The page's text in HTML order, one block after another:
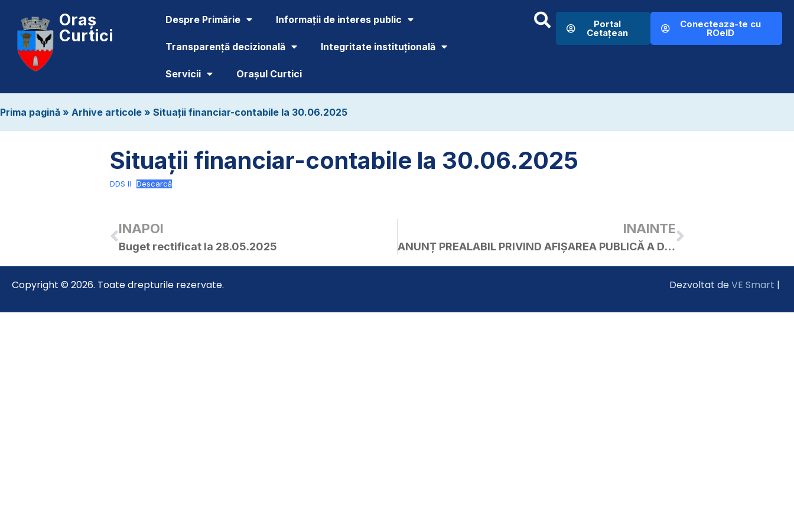
Oraș
Curtici
Despre Primărie Informații de interes public
Transparență decizională Integritate instituțională
Servicii Orașul Curtici
Portal
Cetațean
Conecteaza-te cu
ROeID
Prima pagină » Arhive articole » Situații financiar-contabile la 30.06.2025
Situații financiar-contabile la 30.06.2025
DDS II Descarcă
INAPOI
Buget rectificat la 28.05.2025
INAINTE
ANUNȚ PREALABIL PRIVIND AFIȘAREA PUBLICĂ A DOCUMENTELOR TEHNICE ALE CADASTRULUI
Copyright © 2026. Toate drepturile rezervate. Dezvoltat deVE Smart |